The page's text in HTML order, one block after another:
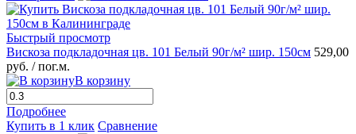
Быстрый просмотр
Вискоза подкладочная цв. 101 Белый 90г/м² шир. 150см 529,00
руб. / пог.м.
В корзину
Подробнее
Купить в 1 клик Сравнение